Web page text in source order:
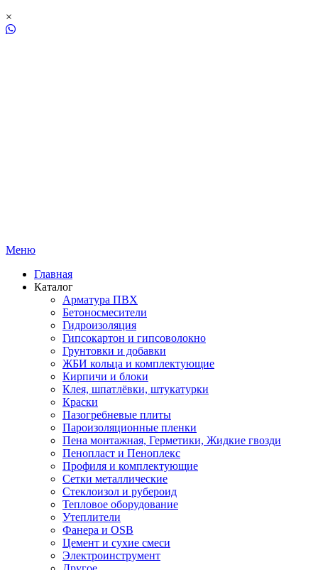
×
Меню
Главная
Каталог
Арматура ПВХ
Бетоносмесители
Гидроизоляция
Гипсокартон и гипсоволокно
Грунтовки и добавки
ЖБИ кольца и комплектующие
Кирпичи и блоки
Клея, шпатлёвки, штукатурки
Краски
Пазогребневые плиты
Пароизоляционные пленки
Пена монтажная, Герметики, Жидкие гвозди
Пенопласт и Пеноплекс
Профиля и комплектующие
Сетки металлические
Стеклоизол и рубероид
Тепловое оборудование
Утеплители
Фанера и OSB
Цемент и сухие смеси
Электроинструмент